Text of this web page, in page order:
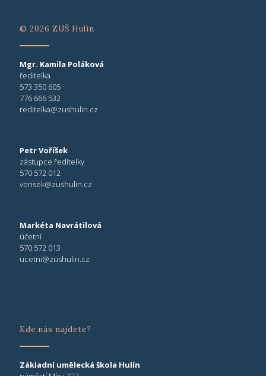
© 2026 ZUŠ Hulín
Mgr. Kamila Poláková
ředitelka
573 350 605
776 666 532
reditelka@zushulin.cz
Petr Voříšek
zástupce ředitelky
570 572 012
vorisek@zushulin.cz
Markéta Navrátilová
účetní
570 572 013
ucetni@zushulin.cz
Kde nás najdete?
Základní umělecká škola Hulín